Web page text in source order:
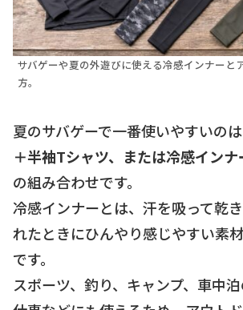
サバゲーや夏の外遊びに使える冷感インナーと
方。
夏のサバゲーで一番使いやすいのは
＋半袖Tシャツ、または冷感イン
の組み合わせです。
冷感インナーとは、汗を吸って乾
れたときにひんやり感じやすい素
です。
スポーツ、釣り、キャンプ、車中